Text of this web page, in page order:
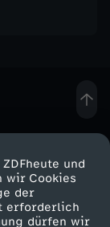
und
wir Cookies
der
erforderlich
dürfen wir